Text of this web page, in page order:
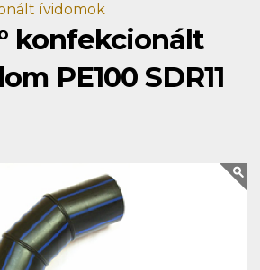
ívidomok
konfekcionált
PE100 SDR11